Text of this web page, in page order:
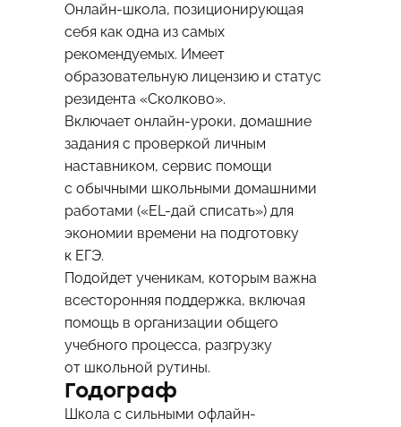
Онлайн-школа, позиционирующая
себя как одна из самых
рекомендуемых. Имеет
образовательную лицензию и статус
резидента «Сколково».
Включает онлайн-уроки, домашние
задания с проверкой личным
наставником, сервис помощи
с обычными школьными домашними
работами («EL-дай списать») для
экономии времени на подготовку
к ЕГЭ.
Подойдет ученикам, которым важна
всесторонняя поддержка, включая
помощь в организации общего
учебного процесса, разгрузку
от школьной рутины.
Годограф
Школа с сильными офлайн-